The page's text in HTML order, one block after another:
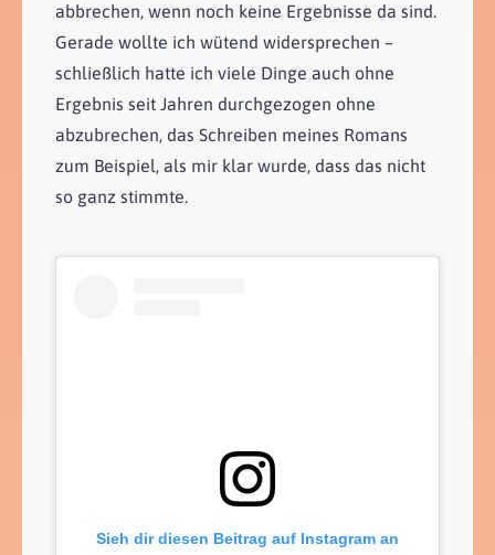
abbrechen, wenn noch keine Ergebnisse da sind.
Gerade wollte ich wütend widersprechen –
schließlich hatte ich viele Dinge auch ohne
Ergebnis seit Jahren durchgezogen ohne
abzubrechen, das Schreiben meines Romans
zum Beispiel, als mir klar wurde, dass das nicht
so ganz stimmte.
Sieh dir diesen Beitrag auf Instagram an